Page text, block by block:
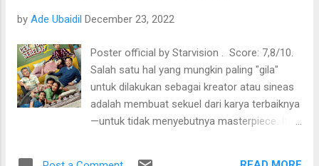
by Ade Ubaidil December 23, 2022
Poster official by Starvision . Score: 7,8/10.
Salah satu hal yang mungkin paling "gila"
untuk dilakukan sebagai kreator atau sineas
adalah membuat sekuel dari karya terbaiknya
—untuk tidak menyebutnya masterpiece. Itu